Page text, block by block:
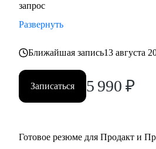
запрос
Развернуть
Ближайшая запись13 августа
Записаться 5 990 ₽
Готовое резюме для Продакт и